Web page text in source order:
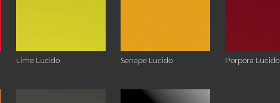
Lime Lucido Senape Lucido Porpora Lucido